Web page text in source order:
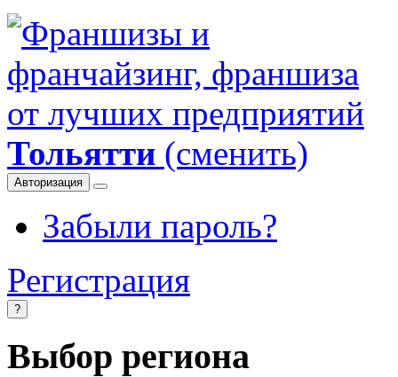
Тольятти (сменить)
Авторизация
Забыли пароль?
Регистрация
?
Выбор региона